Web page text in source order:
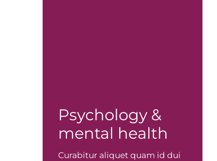
Psychology &
mental health
Curabitur aliquet quam id dui